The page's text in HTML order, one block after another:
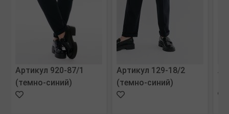
Артикул 920-87/1
(темно-синий)
Артикул 129-18/2
(темно-синий)